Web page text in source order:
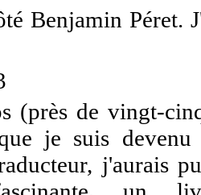
Benjamin Péret.
(près de vingt-
je suis devenu
j'aurais